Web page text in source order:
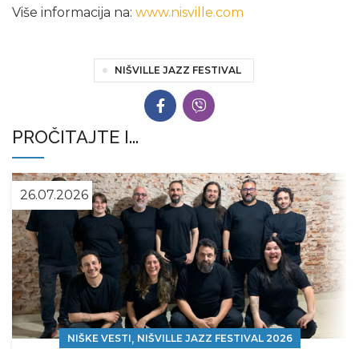
Više informacija na: www.nisville.com
NIŠVILLE JAZZ FESTIVAL
PROČITAJTE I...
26.07.2026
NIŠKE VESTI, NIŠVILLE JAZZ FESTIVAL 2026